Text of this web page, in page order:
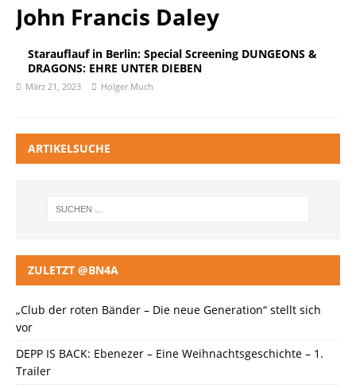
John Francis Daley
Starauflauf in Berlin: Special Screening DUNGEONS &
DRAGONS: EHRE UNTER DIEBEN
März 21, 2023 Holger Much
ARTIKELSUCHE
ZULETZT @BN4A
„Club der roten Bänder – Die neue Generation“ stellt sich
vor
DEPP IS BACK: Ebenezer – Eine Weihnachtsgeschichte – 1.
Trailer